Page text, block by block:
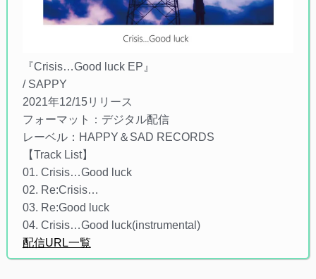
『Crisis…Good luck EP』
/ SAPPY
2021年12/15リリース
フォーマット：デジタル配信
レーベル：HAPPY＆SAD RECORDS
【Track List】
01. Crisis…Good luck
02. Re:Crisis…
03. Re:Good luck
04. Crisis…Good luck(instrumental)
配信URL一覧